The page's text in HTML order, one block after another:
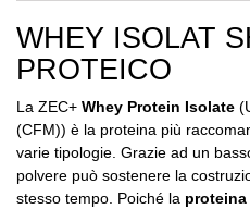
WHEY ISOLAT
PROTEICO
La ZEC+ Whey Protein Isolate
(CFM)) è la proteina più
varie tipologie. Grazie ad un
polvere può sostenere la
stesso tempo. Poiché la